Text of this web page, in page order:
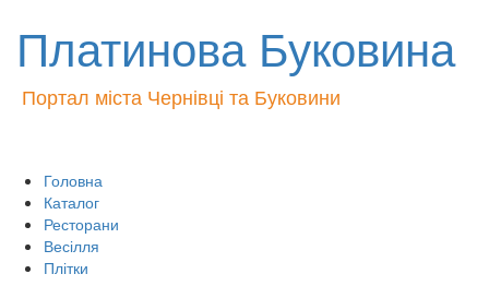
Платинова Буковина
Портал міста Чернівці та Буковини
Головна
Каталог
Ресторани
Весілля
Плітки